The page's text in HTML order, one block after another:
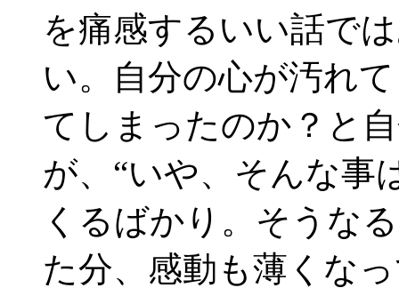
を痛感するいい話で
い。自分の心が汚れ
てしまったのか？と
が、“いや、そんな事
くるばかり。そうな
た分、感動も薄くな